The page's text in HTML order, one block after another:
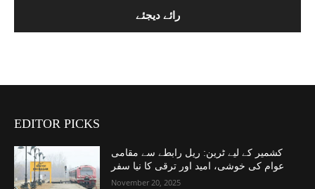
EDITOR PICKS
کشمیر کے لیے ٹرین: ریل رابطے سے مقامی
عوام کی خوشی، امید اور ترقی کا نیا سفر
November 20, 2025